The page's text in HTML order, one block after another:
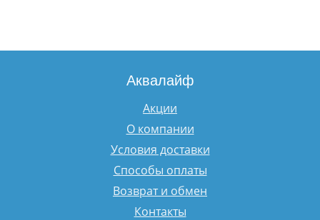
Аквалайф
Акции
О компании
Условия доставки
Способы оплаты
Возврат и обмен
Контакты